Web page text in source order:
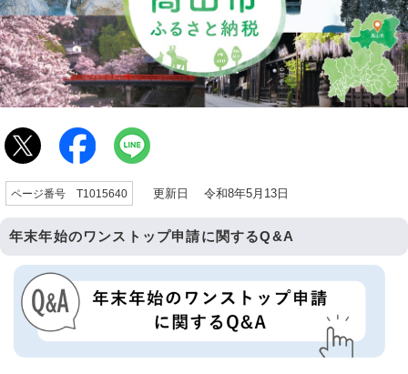
ページ番号 T1015640 更新日 令和8年5月13日
年末年始のワンストップ申請に関するQ&A